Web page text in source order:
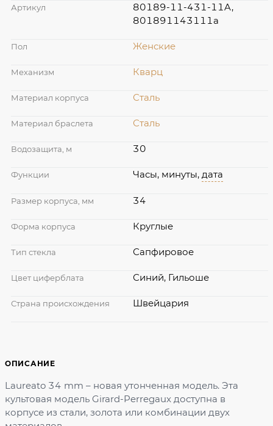
ОПИСАНИЕ
Laureato 34 mm – новая утонченная модель. Эта
культовая модель Girard-Perregaux доступна в
корпусе из стали, золота или комбинации двух
Артикул
80189-11-431-11A,
801891143111a
Пол Женские
Механизм Кварц
Материал корпуса Сталь
Материал браслета Сталь
Водозащита, м 30
Функции Часы, минуты, дата
Размер корпуса, мм 34
Форма корпуса Круглые
Тип стекла Сапфировое
Цвет циферблата Синий, Гильоше
Страна происхождения Швейцария